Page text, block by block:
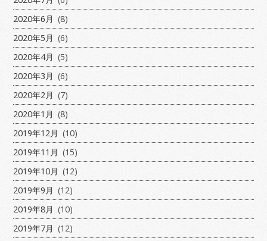
2020年6月 (8)
2020年5月 (6)
2020年4月 (5)
2020年3月 (6)
2020年2月 (7)
2020年1月 (8)
2019年12月 (10)
2019年11月 (15)
2019年10月 (12)
2019年9月 (12)
2019年8月 (10)
2019年7月 (12)